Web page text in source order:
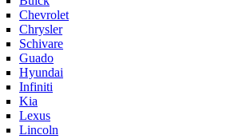
Chevrolet
Chrysler
Schivare
Guado
Hyundai
Infiniti
Kia
Lexus
Lincoln